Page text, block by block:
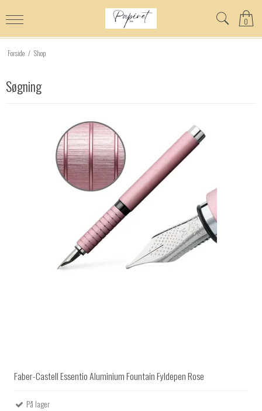
0
Forside / Shop
Søgning
Faber-Castell Essentio Aluminium Fountain Fyldepen Rose
På lager